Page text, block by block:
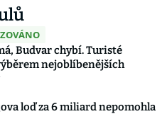
Budvar chybí. Turisté
nejoblíbenějších
loď za 6 miliard nepomohla